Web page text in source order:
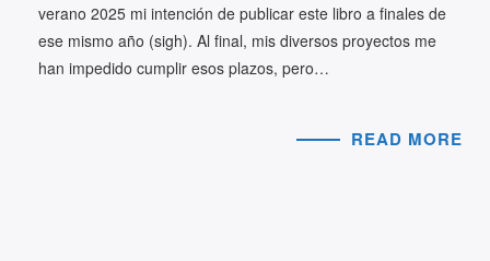
verano 2025 mi intención de publicar este libro a finales de
ese mismo año (sigh). Al final, mis diversos proyectos me
han impedido cumplir esos plazos, pero…
READ MORE